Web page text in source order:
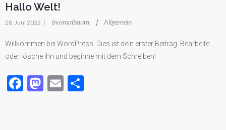
Hallo Welt!
28. Juni 2022 | bvomaibaum | Allgemein
Willkommen bei WordPress. Dies ist dein erster Beitrag. Bearbeite
oder lösche ihn und beginne mit dem Schreiben!
Facebook
Mastodon
Email